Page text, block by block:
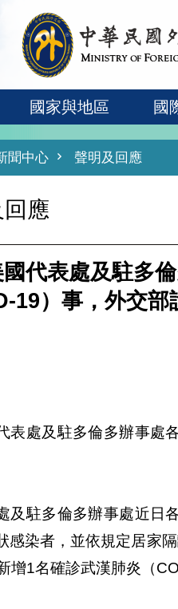
國家與地區 國
聞中心 聲明及回應
應
代表處及駐多
19）事，外交部
表處及駐多倫多辦事處
及駐多倫多辦事處近日
感染者，並依規定居家
增1名確診武漢肺炎（